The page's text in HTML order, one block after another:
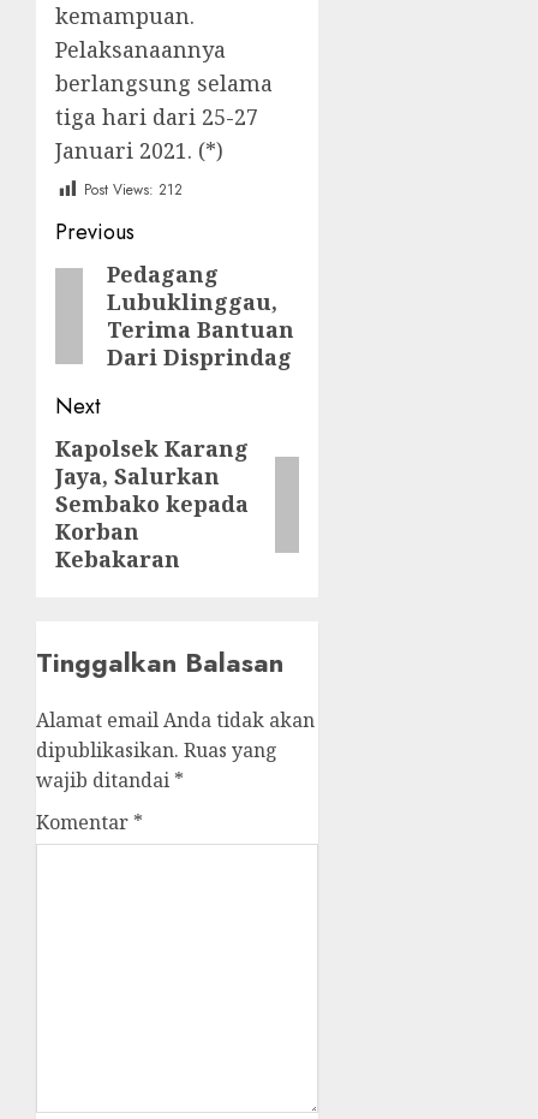
kemampuan.
Pelaksanaannya
berlangsung selama
tiga hari dari 25-27
Januari 2021. (*)
Post Views: 212
Post
navigation
Previous
PreviousPedagang
Lubuklinggau,
Terima Bantuan
Dari Disprindag
Next
Next
post:
Kapolsek Karang
Jaya, Salurkan
Sembako kepada
Korban
Kebakaran
Tinggalkan Balasan
Alamat email Anda tidak akan
dipublikasikan. Ruas yang
wajib ditandai *
Komentar *